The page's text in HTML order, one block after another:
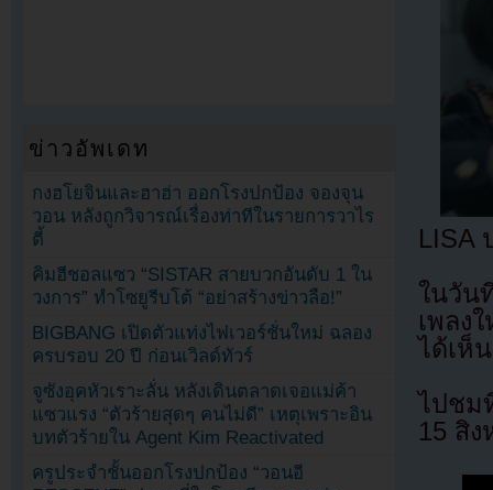
LISA
ในวัน
เพลง
ได้เห็
ไปชม
15 สิง
ข่าวอัพเดท
กงฮโยจินและฮาฮ่า ออกโรงปกป้อง จองจุน
วอน หลังถูกวิจารณ์เรื่องท่าทีในรายการวาไร
ตี้
คิมฮีชอลแซว “SISTAR สายบวกอันดับ 1 ใน
วงการ” ทำโซยูรีบโต้ “อย่าสร้างข่าวลือ!”
BIGBANG เปิดตัวแท่งไฟเวอร์ชั่นใหม่ ฉลอง
ครบรอบ 20 ปี ก่อนเวิลด์ทัวร์
จูซังอุคหัวเราะลั่น หลังเดินตลาดเจอแม่ค้า
แซวแรง “ตัวร้ายสุดๆ คนไม่ดี” เหตุเพราะอิน
บทตัวร้ายใน Agent Kim Reactivated
ครูประจำชั้นออกโรงปกป้อง “วอนอี